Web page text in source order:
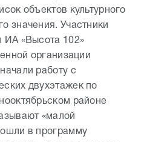
объектов культурного
значения. Участники
ИА «Высота 102»
организации
работу с
двухэтажек по
районе
«малой
в программу